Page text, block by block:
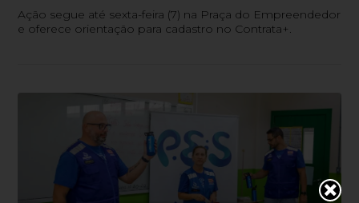
Ação segue até sexta-feira (7) na Praça do Empreendedor
e oferece orientação para cadastro no Contrata+.